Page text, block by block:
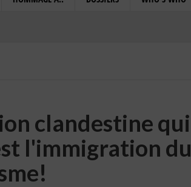
clandestine qui
l'immigration du